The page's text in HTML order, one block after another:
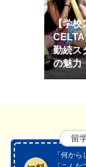
【学校
勤続ス
の魅力
留
「何か